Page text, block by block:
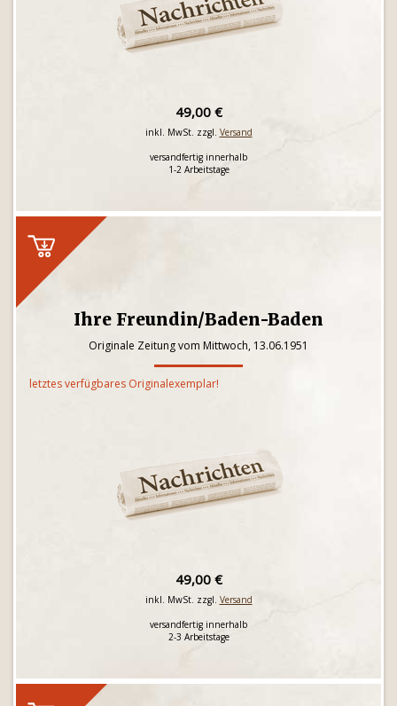
49,00 €
inkl. MwSt. zzgl. Versand
versandfertig innerhalb
1-2 Arbeitstage
Ihre Freundin/Baden-Baden
Originale Zeitung vom Mittwoch, 13.06.1951
letztes verfügbares Originalexemplar!
49,00 €
inkl. MwSt. zzgl. Versand
versandfertig innerhalb
2-3 Arbeitstage